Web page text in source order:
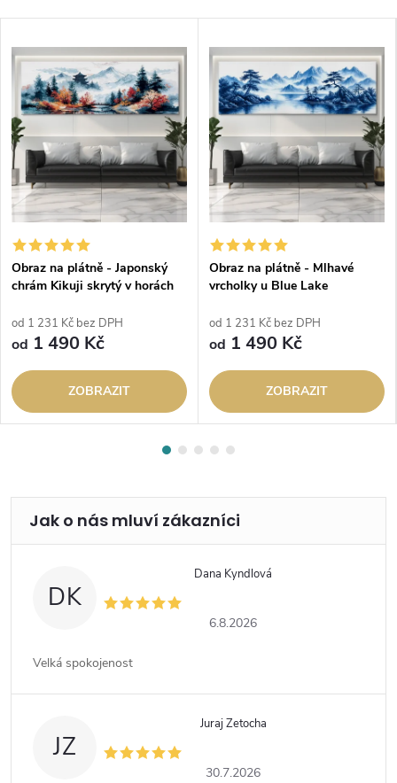
Obraz na plátně - Japonský
chrám Kikuji skrytý v horách
od 1 231 Kč bez DPH
od 1 490 Kč
ZOBRAZIT
Obraz na plátně - Mlhavé
vrcholky u Blue Lake
od 1 231 Kč bez DPH
od 1 490 Kč
ZOBRAZIT
DK
Dana Kyndlová
6.8.2026
Velká spokojenost
JZ
Juraj Zetocha
30.7.2026